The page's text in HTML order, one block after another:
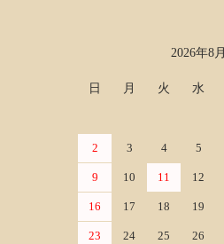
2026年8月
日 月 火 水
2 3 4 5
9 10 11 12
16 17 18 19
23 24 25 26